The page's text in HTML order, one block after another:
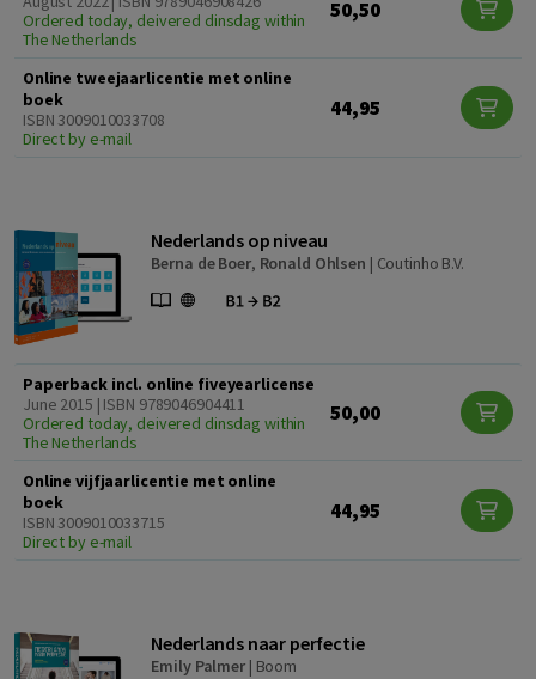
Ordered today, deivered dinsdag within
The Netherlands
50,50
Online tweejaarlicentie met online
boek
ISBN 3009010033708
Direct by e-mail
44,95
Nederlands op niveau
Berna de Boer, Ronald Ohlsen | Coutinho B.V.
Paperback incl. online fiveyearlicense
June 2015 | ISBN 9789046904411
Ordered today, deivered dinsdag within
The Netherlands
50,00
Online vijfjaarlicentie met online
boek
ISBN 3009010033715
Direct by e-mail
44,95
Nederlands naar perfectie
Emily Palmer| Boom